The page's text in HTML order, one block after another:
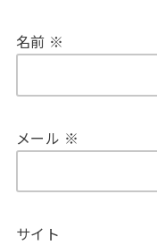
名前 ※
メール ※
サイト